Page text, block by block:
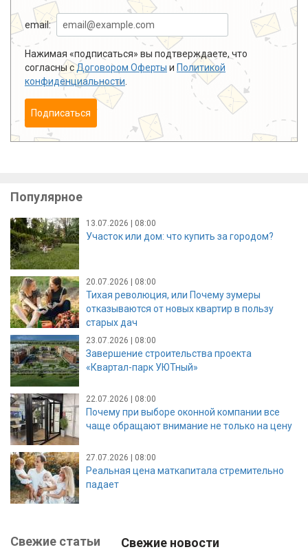
email:
Нажимая «подписаться» вы подтверждаете, что
согласны сДоговором Оферты и Политикой
конфиденциальности
Подписаться
Популярное
13.07.2026 | 08:00
Участок или дом: что купить за городом?
20.07.2026 | 08:00
Тихая революция, или Почему зумеры
отказываются от новых квартир в пользу
старых дач
23.07.2026 | 08:00
Завершение строительства проекта
«Квартал-парк УЮТный»
22.07.2026 | 08:00
Почему при выборе оконной компании все
чаще обращают внимание не только на цену
27.07.2026 | 08:00
Реальная цена маткапитала стремительно
падает
Свежие статьи Свежие новости